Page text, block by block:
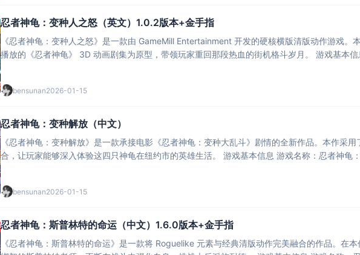
忍者神龟：变种人之怒（英文）1.0.2版本+金手指
《忍者神龟：变种人之怒》是一款由 GameMill Entertainment 开发的硬核横版清版动作游戏
bensunan2026-01-15
忍者神龟：变种解放（中文）
《忍者神龟：变种解放》是一款承接电影《忍者神龟：变种大乱斗》剧情的全新作品。本作采
bensunan2026-01-15
忍者神龟：斯普林特的命运（中文）1.6.0版本+金手指
《忍者神龟：斯普林特的命运》是一款将 Roguelike 元素与经典清版动作完美融合的作品。在